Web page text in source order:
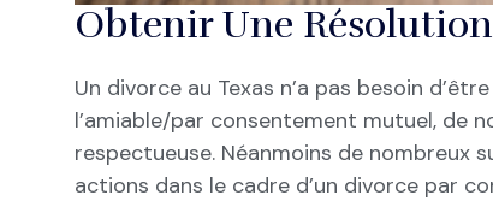
Obtenir Une
Un divorce au Texas n’a pas besoin
l’amiable/par consentement mutuel, de
respectueuse. Néanmoins de nombreux
actions dans le cadre d’un divorce par